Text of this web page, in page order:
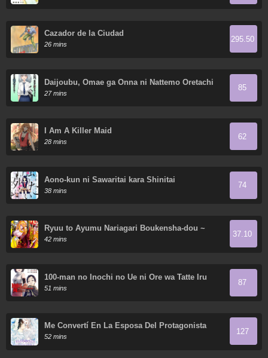
Cazador de la Ciudad
26 mins
295.50
Daijoubu, Omae ga Onna ni Nattemo Oretachi
wa Shinyuu dakara na!
27 mins
85
I Am A Killer Maid
28 mins
62
Aono-kun ni Sawaritai kara Shinitai
38 mins
74
Ryuu to Ayumu Nariagari Boukensha-dou ~
Youzumi toshite S-Rank Party kara Tsuihou
Sareta Kaifuku Majutsushi, Suterareta Saki de
42 mins
37.10
100-man no Inochi no Ue ni Ore wa Tatte Iru
51 mins
87
Me Convertí En La Esposa Del Protagonista
Masculino
52 mins
127